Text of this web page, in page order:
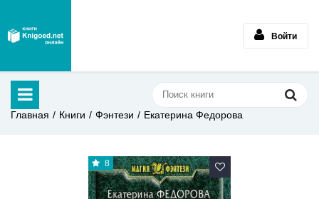
Войти
Главная Книги Фэнтези Екатерина Федорова
8